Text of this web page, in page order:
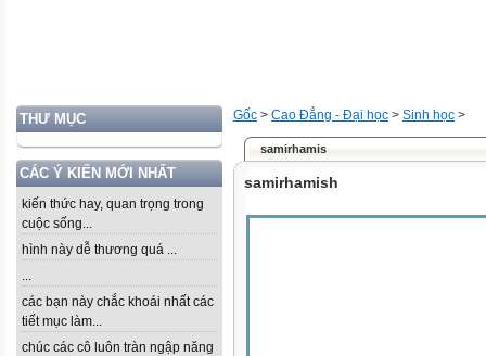
THƯ MỤC
CÁC Ý KIẾN MỚI NHẤT
kiến thức hay, quan trọng trong
cuộc sống...
hình này dễ thương quá ...
...
các bạn này chắc khoái nhất các
tiết mục làm...
chúc các cô luôn tràn ngập năng
Gốc > Cao Đẳng - Đại học > Sinh học >
samirhamis
samirhamish